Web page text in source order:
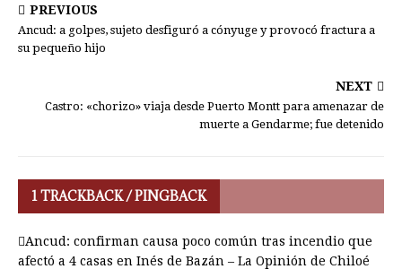
PREVIOUS
Ancud: a golpes, sujeto desfiguró a cónyuge y provocó fractura a
su pequeño hijo
NEXT
Castro: «chorizo» viaja desde Puerto Montt para amenazar de
muerte a Gendarme; fue detenido
1 TRACKBACK / PINGBACK
Ancud: confirman causa poco común tras incendio que
afectó a 4 casas en Inés de Bazán – La Opinión de Chiloé